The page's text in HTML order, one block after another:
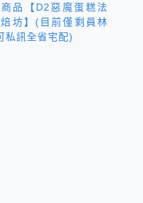
品【D2惡魔蛋糕法
坊】(目前僅剩員林
私訊全省宅配)